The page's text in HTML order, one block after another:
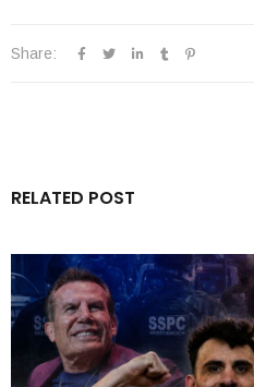
Share:
RELATED POST